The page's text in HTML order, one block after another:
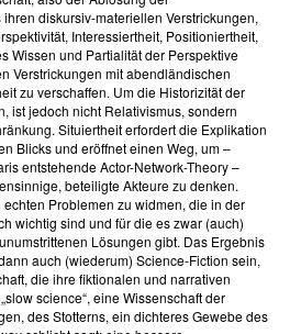
diskursiv-materiellen Verstrickungen,
Interessiertheit, Positioniertheit,
Wissen und Partialität der Perspektive
Verstrickungen mit abendländischen
zu verschaffen. Um die Historizität der
ist jedoch nicht Relativismus, sondern
Situiertheit erfordert die Explikation
Blicks und eröffnet einen Weg, um –
entstehende Actor-Network-Theory –
beteiligte Akteure zu denken.
Problemen zu widmen, die in der
wichtig sind und für die es zwar (auch)
Lösungen gibt. Das Ergebnis
auch (wiederum) Science-Fiction sein,
die ihre fiktionalen und narrativen
science“, eine Wissenschaft der
des Stotterns, ein dichteres Gewebe des